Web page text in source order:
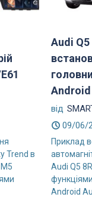
Trend в
Audi
Android
від
09/06/
Приклад
Audi Q5
Android